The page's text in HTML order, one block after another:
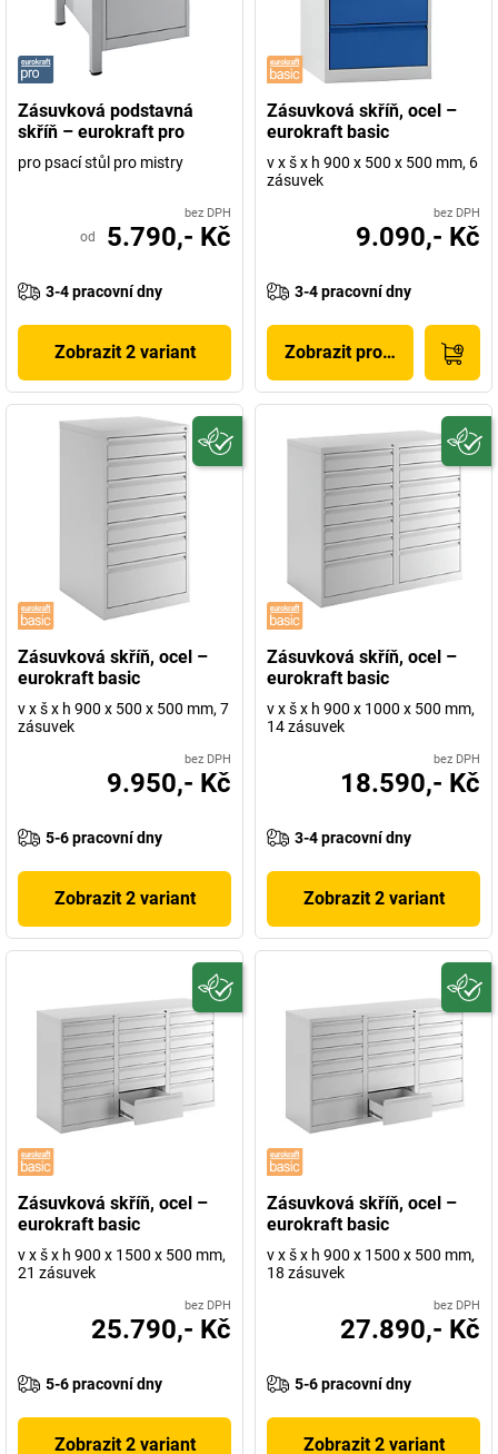
Zásuvková podstavná
skříň – eurokraft pro
pro psací stůl pro mistry
bez DPH
od 5.790,- Kč
3-4 pracovní dny
Zobrazit 2 variant
Zásuvková skříň, ocel –
eurokraft basic
v x š x h 900 x 500 x 500 mm, 6
zásuvek
bez DPH
9.090,- Kč
3-4 pracovní dny
Zobrazit produkt
Zásuvková skříň, ocel –
eurokraft basic
v x š x h 900 x 500 x 500 mm, 7
zásuvek
bez DPH
9.950,- Kč
5-6 pracovní dny
Zobrazit 2 variant
Zásuvková skříň, ocel –
eurokraft basic
v x š x h 900 x 1000 x 500 mm,
14 zásuvek
bez DPH
18.590,- Kč
3-4 pracovní dny
Zobrazit 2 variant
Zásuvková skříň, ocel –
eurokraft basic
v x š x h 900 x 1500 x 500 mm,
21 zásuvek
bez DPH
25.790,- Kč
5-6 pracovní dny
Zobrazit 2 variant
Zásuvková skříň, ocel –
eurokraft basic
v x š x h 900 x 1500 x 500 mm,
18 zásuvek
bez DPH
27.890,- Kč
5-6 pracovní dny
Zobrazit 2 variant